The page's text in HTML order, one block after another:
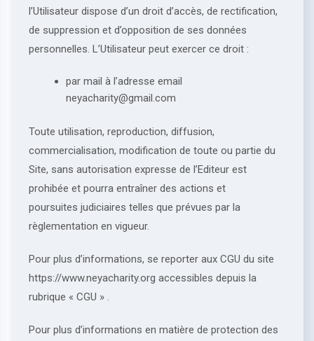
l’Utilisateur dispose d’un droit d’accès, de rectification,
de suppression et d’opposition de ses données
personnelles. L’Utilisateur peut exercer ce droit :
par mail à l’adresse email
neyacharity@gmail.com
Toute utilisation, reproduction, diffusion,
commercialisation, modification de toute ou partie du
Site, sans autorisation expresse de l’Editeur est
prohibée et pourra entraîner des actions et
poursuites judiciaires telles que prévues par la
règlementation en vigueur.
Pour plus d’informations, se reporter aux CGU du site
https://www.neyacharity.org accessibles depuis la
rubrique « CGU » .
Pour plus d’informations en matière de protection des